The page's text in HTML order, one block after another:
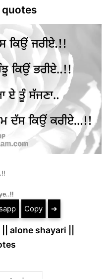
quotes
Copy ➔
alone shayari ||